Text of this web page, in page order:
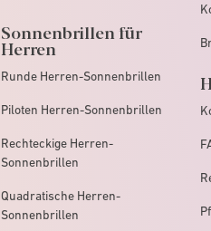
Sonnenbrillen für
Herren
Runde Herren-Sonnenbrillen
Piloten Herren-Sonnenbrillen
Rechteckige Herren-
Sonnenbrillen
Quadratische Herren-
Sonnenbrillen